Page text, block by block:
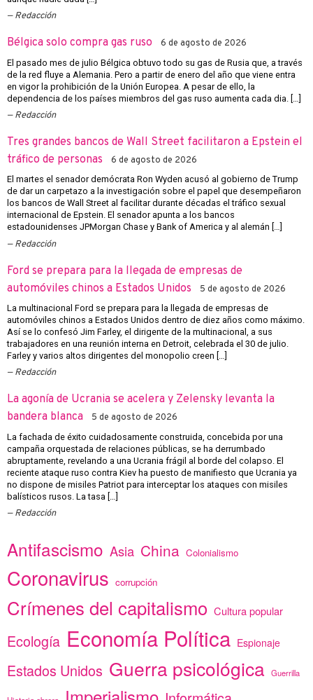
Redacción
Bélgica solo compra gas ruso 6 de agosto de 2026
El pasado mes de julio Bélgica obtuvo todo su gas de Rusia que, a través
de la red fluye a Alemania. Pero a partir de enero del año que viene entra
en vigor la prohibición de la Unión Europea. A pesar de ello, la
dependencia de los países miembros del gas ruso aumenta cada dia. […]
Redacción
Tres grandes bancos de Wall Street facilitaron a Epstein el
tráfico de personas
6 de agosto de 2026
El martes el senador demócrata Ron Wyden acusó al gobierno de Trump
de dar un carpetazo a la investigación sobre el papel que desempeñaron
los bancos de Wall Street al facilitar durante décadas el tráfico sexual
internacional de Epstein. El senador apunta a los bancos
estadounidenses JPMorgan Chase y Bank of America y al alemán […]
Redacción
Ford se prepara para la llegada de empresas de
automóviles chinos a Estados Unidos
5 de agosto de 2026
La multinacional Ford se prepara para la llegada de empresas de
automóviles chinos a Estados Unidos dentro de diez años como máximo.
Así se lo confesó Jim Farley, el dirigente de la multinacional, a sus
trabajadores en una reunión interna en Detroit, celebrada el 30 de julio.
Farley y varios altos dirigentes del monopolio creen […]
Redacción
La agonía de Ucrania se acelera y Zelensky levanta la
bandera blanca
5 de agosto de 2026
La fachada de éxito cuidadosamente construida, concebida por una
campaña orquestada de relaciones públicas, se ha derrumbado
abruptamente, revelando a una Ucrania frágil al borde del colapso. El
reciente ataque ruso contra Kiev ha puesto de manifiesto que Ucrania ya
no dispone de misiles Patriot para interceptar los ataques con misiles
balísticos rusos. La tasa […]
Redacción
Antifascismo Asia China Colonialismo
Coronavirus corrupción
Crímenes del capitalismo Cultura popular
Ecología Economía Política Espionaje
Estados Unidos Guerra psicológica Guerrilla